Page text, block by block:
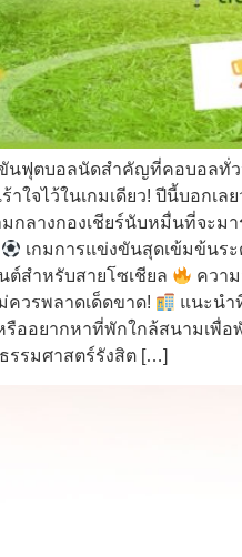
ฟุตบอลนัดสำคัญที่คอบอลทั่ว
าใจไว้ในเกมเดียว! ปีนี้บอ
ลางกองเชียร์นับหมื่นที่จะมา
เกมการแข่งขันสุดเข้มข้นระ
ต์สำหรับสายโซเชียล
ควา
ควรพลาดเด็ดขาด!
แนะนำ
รืออยากหาที่พักใกล้สนามเพื่
รรมศาสตร์รังสิต […]